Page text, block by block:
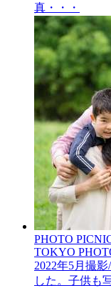
真・・・
PHOTO
TOKYO
2022年5月撮
した。子供も